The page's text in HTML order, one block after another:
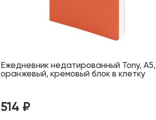
Ежедневник недатированный Tony, А5,
оранжевый, кремовый блок в клетку
514 ₽